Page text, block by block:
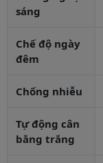
sáng
Chế độ ngày
đêm
Chống nhiễu
Tự động cân
bằng trắng